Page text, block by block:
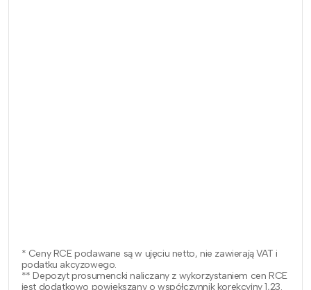
* Ceny RCE podawane są w ujęciu netto, nie zawierają VAT i
podatku akcyzowego.
** Depozyt prosumencki naliczany z wykorzystaniem cen RCE
jest dodatkowo powiększany o współczynnik korekcyjny 1,23.